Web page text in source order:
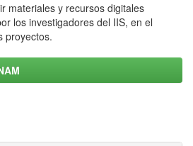
materiales y recursos digitales
los investigadores del IIS, en el
proyectos.